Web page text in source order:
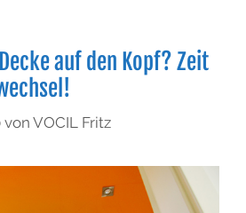
auf den Kopf? Zeit
von VOCIL Fritz